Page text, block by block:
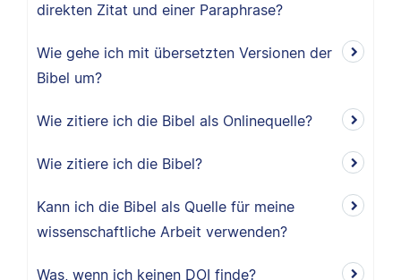
direkten Zitat und einer Paraphrase?
Wie gehe ich mit übersetzten Versionen der
Bibel um?
Wie zitiere ich die Bibel als Onlinequelle?
Wie zitiere ich die Bibel?
Kann ich die Bibel als Quelle für meine
wissenschaftliche Arbeit verwenden?
Was, wenn ich keinen DOI finde?